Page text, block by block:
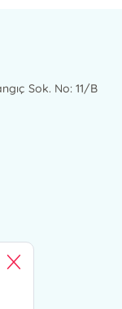
Sok. No: 11/B